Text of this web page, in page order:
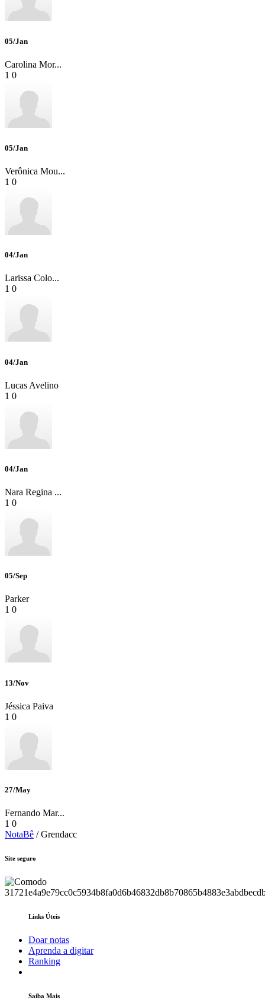
05/Jan
Carolina Mor...
1 0
05/Jan
Verônica Mou...
1 0
04/Jan
Larissa Colo...
1 0
04/Jan
Lucas Avelino
1 0
04/Jan
Nara Regina ...
1 0
05/Sep
Parker
1 0
13/Nov
Jéssica Paiva
1 0
27/May
Fernando Mar...
1 0
NotaBê / Grendacc
Site seguro
Links Úteis
Doar notas
Aprenda a digitar
Ranking
Saiba Mais